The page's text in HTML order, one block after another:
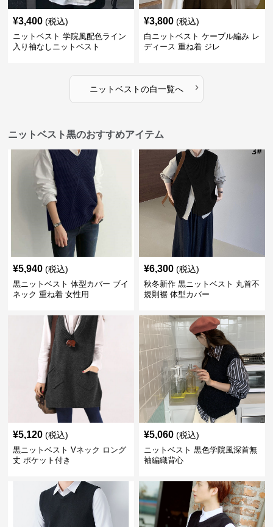
¥3,400 (税込)
ニットベスト 学院風配色ライン
入り袖なしニットベスト
¥3,800 (税込)
白ニットベスト ケーブル編み レ
ディース 重ね着 ジレ
ニットベストの白一覧へ ›
ニットベスト黒のおすすめアイテム
¥5,940 (税込)
黒ニットベスト 体型カバー ブイ
ネック 重ね着 女性用
¥6,300 (税込)
秋冬新作 黒ニットベスト 丸首不
規則裾 体型カバー
¥5,120 (税込)
黒ニットベスト Vネック ロング
丈 ポケット付き
¥5,060 (税込)
ニットベスト 黒色学院風深首無
袖編織背心